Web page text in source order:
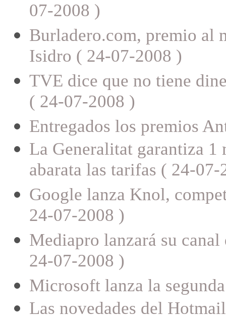
07-2008 )
Burladero.com, premio al
Isidro ( 24-07-2008 )
TVE dice que no tiene
( 24-07-2008 )
Entregados los premios
La Generalitat garantiza 1
abarata las tarifas ( 24-07-
Google lanza Knol,
24-07-2008 )
Mediapro lanzará su
24-07-2008 )
Microsoft lanza la
Las novedades del